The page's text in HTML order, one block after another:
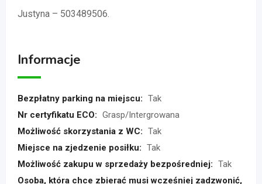
Justyna – 503489506.
Informacje
Bezpłatny parking na miejscu: Tak
Nr certyfikatu ECO: Grasp/Intergrowana
Możliwość skorzystania z WC: Tak
Miejsce na zjedzenie posiłku: Tak
Możliwość zakupu w sprzedaży bezpośredniej: Tak
Osoba, która chce zbierać musi wcześniej zadzwonić,